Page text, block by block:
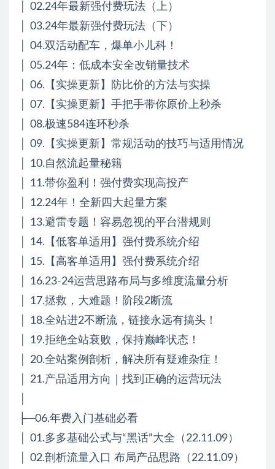
│ 02.24年最新强付费玩法（上）
│ 03.24年最新强付费玩法（下）
│ 04.双活动配车，爆单小儿科！
│ 05.24年：低成本安全改销量技术
│ 06.【实操更新】防比价的方法与实操
│ 07.【实操更新】手把手带你原价上秒杀
│ 08.极速584连环秒杀
│ 09.【实操更新】常规活动的技巧与适用情况
│ 10.自然流起量秘籍
│ 11.带你盈利！强付费实现高投产
│ 12.24年！全新四大起量方案
│ 13.避雷专题！容易忽视的平台潜规则
│ 14.【低客单适用】强付费系统介绍
│ 15.【高客单适用】强付费系统介绍
│ 16.23-24运营思路布局与多维度流量分析
│ 17.拯救，大难题！阶段2断流
│ 18.全站进2不断流，链接永远有搞头！
│ 19.拒绝全站衰败，保持巅峰状态！
│ 20.全站案例剖析，解决所有疑难杂症！
│ 21.产品适用方向｜找到正确的运营玩法
├─06.年费入门基础必看
│ 01.多多基础公式与“黑话”大全（22.11.09）
│ 02.剖析流量入口 布局产品思路（22.11.09）